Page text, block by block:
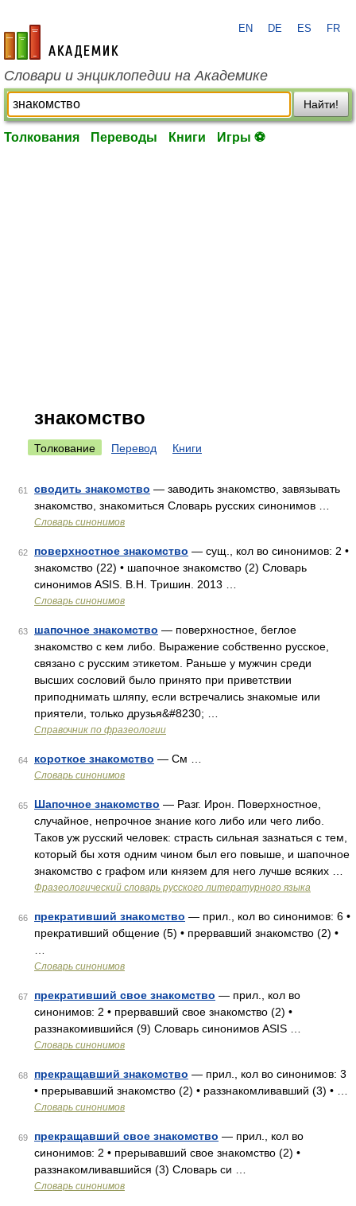
academic.ru
EN DE ES FR
Словари и энциклопедии на Академике
Найти!
Толкования Переводы Книги Игры ⚽
знакомство
Толкование Перевод Книги
61 сводить знакомство — заводить знакомство, завязывать
знакомство, знакомиться Словарь русских синонимов …
Словарь синонимов
62 поверхностное знакомство — сущ., кол во синонимов: 2 •
знакомство (22) • шапочное знакомство (2) Словарь
синонимов ASIS. В.Н. Тришин. 2013 …
Словарь синонимов
63 шапочное знакомство — поверхностное, беглое
знакомство с кем либо. Выражение собственно русское,
связано с русским этикетом. Раньше у мужчин среди
высших сословий было принято при приветствии
приподнимать шляпу, если встречались знакомые или
приятели, только друзья&#8230; …
Справочник по фразеологии
64 короткое знакомство — См …
Словарь синонимов
65 Шапочное знакомство — Разг. Ирон. Поверхностное,
случайное, непрочное знание кого либо или чего либо.
Таков уж русский человек: страсть сильная зазнаться с тем,
который бы хотя одним чином был его повыше, и шапочное
знакомство с графом или князем для него лучше всяких …
Фразеологический словарь русского литературного языка
66 прекративший знакомство — прил., кол во синонимов: 6 •
прекративший общение (5) • прервавший знакомство (2) •
Словарь синонимов
67 прекративший свое знакомство — прил., кол во
синонимов: 2 • прервавший свое знакомство (2) •
раззнакомившийся (9) Словарь синонимов ASIS …
Словарь синонимов
68 прекращавший знакомство — прил., кол во синонимов: 3
• прерывавший знакомство (2) • раззнакомливавший (3) • …
Словарь синонимов
69 прекращавший свое знакомство — прил., кол во
синонимов: 2 • прерывавший свое знакомство (2) •
раззнакомливавшийся (3) Словарь си …
Словарь синонимов